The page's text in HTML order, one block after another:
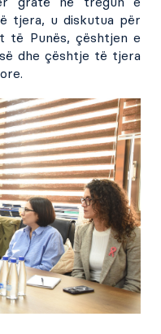
tjera, u diskutua për
të Punës, çështjen e
dhe çështje të tjera